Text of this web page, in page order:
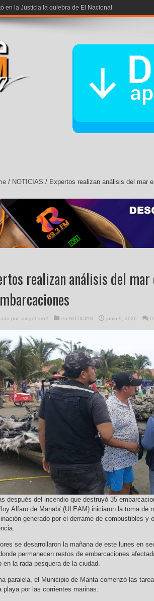
en la Justicia la quiebra de El Nacional
/ NOTICIAS / Expertos realizan análisis del mar
realizan análisis del
por: diegoharo2 en NOTICIAS junio 9, 2026 0
después del incendio que destruyó 35
Alfaro de Manabí (ULEAM) iniciaron la toma de
generado por el derrame de combustibles y
se desarrollaron la mañana de este lunes en
permanecen restos de embarcaciones
en la rada pesquera de la ciudad.
paralela, el Municipio de Manta comenzó las
playa por las corrientes marinas.